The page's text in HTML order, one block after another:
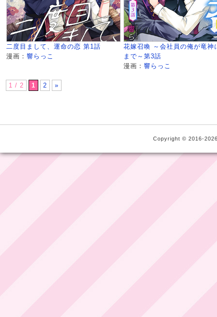
二度目まして、運命の恋 第1話
漫画： 響らっこ
花嫁召喚 ～会社員の俺が竜神
まで～第3話
漫画： 響らっこ
1 / 2 1 2 »
Copyright © 2016-